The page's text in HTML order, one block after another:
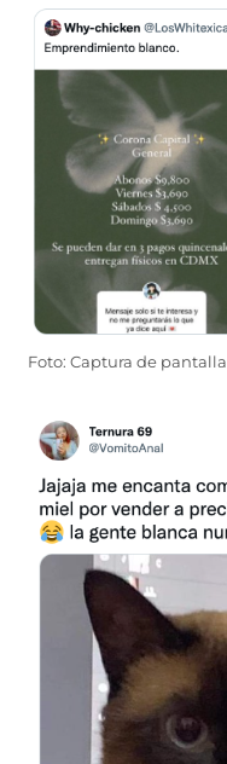
Foto: Captura de pantalla